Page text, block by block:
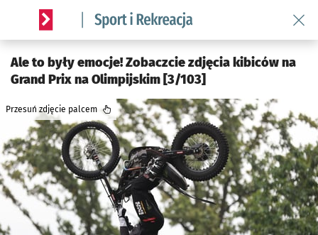
Serwis informacyjny wroclaw.pl podserwis: Sport i rekreacja
Ale to były emocje! Zobaczcie zdjęcia kibiców na
Grand Prix na Olimpijskim [3/103]
Przesuń zdjęcie palcem